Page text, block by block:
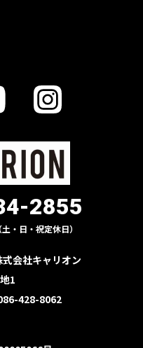
2855
・日・祝定休日）
会社キャリオン
1
428-8062